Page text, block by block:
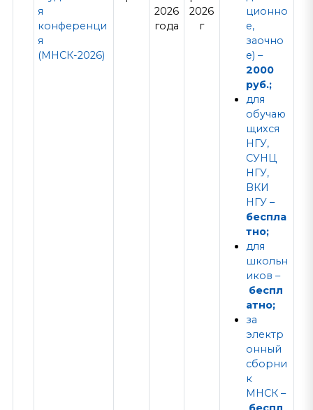
я
конференци
я
(МНСК-2026)
2026
года
2026
г
ционно
е,
заочно
е) –
2000
руб.;
для
обучаю
щихся
НГУ,
СУНЦ
НГУ,
ВКИ
НГУ –
беспла
тно;
для
школьн
иков –
беспл
атно;
за
электр
онный
сборни
к
МНСК –